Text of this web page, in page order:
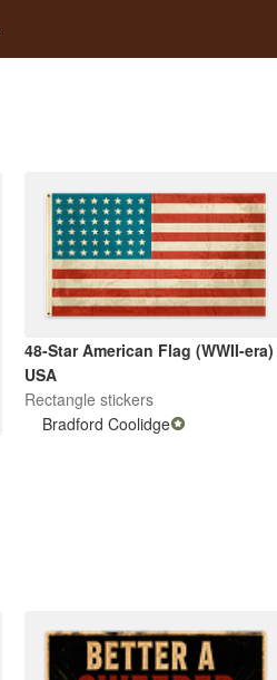
48-Star American Flag (WWII-era)
USA
Rectangle stickers
Bradford Coolidge